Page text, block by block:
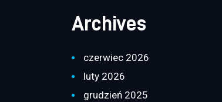
Archives
czerwiec 2026
luty 2026
grudzień 2025